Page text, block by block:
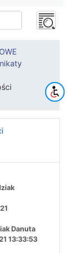
Danuta
13:33:53